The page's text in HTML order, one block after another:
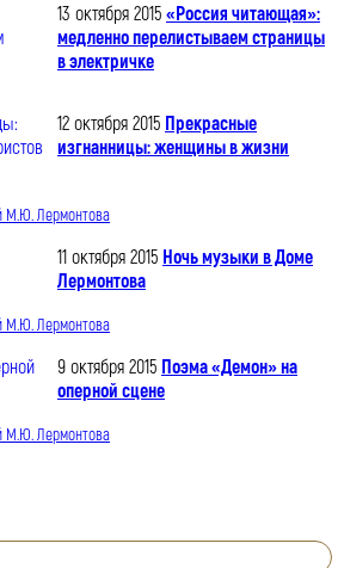
13 октября 2015 «Россия читающая»:
медленно перелистываем страницы
в электричке
12 октября 2015 Прекрасные
изгнанницы: женщины в жизни
М.Ю. Лермонтова
11 октября 2015 Ночь музыки в Доме
Лермонтова
М.Ю. Лермонтова
9 октября 2015 Поэма «Демон» на
оперной сцене
М.Ю. Лермонтова